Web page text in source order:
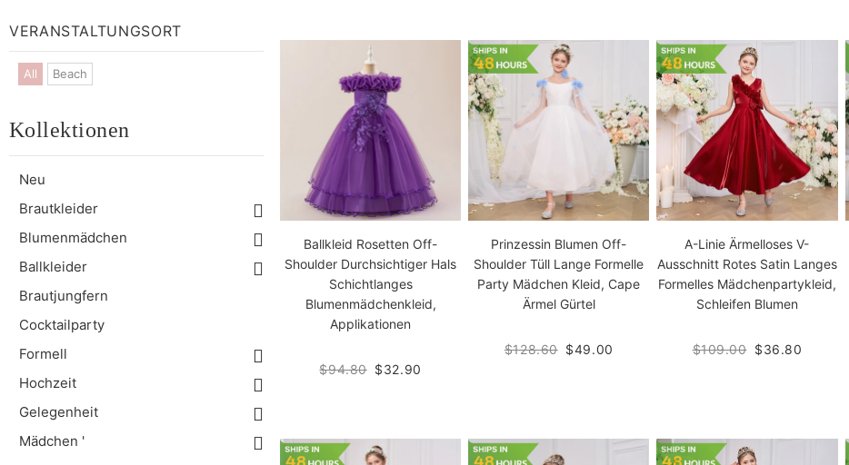
VERANSTALTUNGSORT
All Beach
Kollektionen
Neu
Brautkleider
Blumenmädchen
Ballkleider
Brautjungfern
Cocktailparty
Formell
Hochzeit
Gelegenheit
Mädchen '
Ballkleid Rosetten Off-
Shoulder Durchsichtiger Hals
Schichtlanges
Blumenmädchenkleid,
Applikationen
$94.80 $32.90
Prinzessin Blumen Off-
Shoulder Tüll Lange Formelle
Party Mädchen Kleid, Cape
Ärmel Gürtel
$128.60 $49.00
A-Linie Ärmelloses V-
Ausschnitt Rotes Satin Langes
Formelles Mädchenpartykleid,
Schleifen Blumen
$109.00 $36.80